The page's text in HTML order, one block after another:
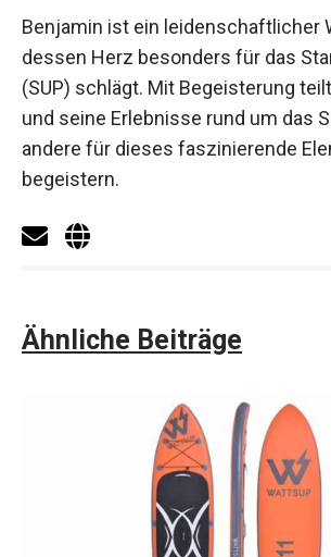
Benjamin ist ein leidenschaftlicher
dessen Herz besonders für das
(SUP) schlägt. Mit Begeisterung
und seine Erlebnisse rund um das
andere für dieses faszinierende
begeistern.
Ähnliche Beiträge